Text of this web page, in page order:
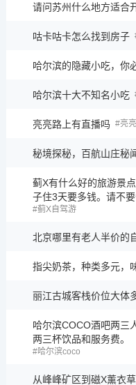
请问苏州什么地方适合
咕卡咕卡怎么找到房子
哈尔滨的隐藏小吃，你
哈尔滨十大不知名小吃
亮亮路上有直播吗 亮
秘境探秘，百航山庄秘
蓟X有什么好的旅游景
子住3天要多钱。请不
蓟X自驾游
北京哪里有老人半价的
指尖奶茶，种类多元，
丽江古城客栈价位大体
哈尔滨COCO酒吧两三
两三杯饮品和服务费。
哈尔滨coco
从峰峰矿区到磁X薰衣